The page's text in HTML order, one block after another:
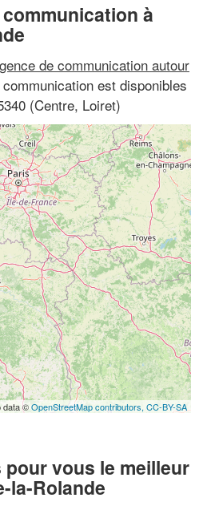
à
de communication autour
est disponibles
(Centre, Loiret)
data ©OpenStreetMap contributors, CC-BY-SA
vous le meilleur
la-Rolande